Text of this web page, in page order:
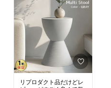
リプロダクト品だけどレ